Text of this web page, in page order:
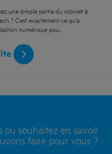
une simple partie du robinet à
? C’est exactement ce qu’a
numérique pou…
ou souhaitez en savoir
faire pour vous ?